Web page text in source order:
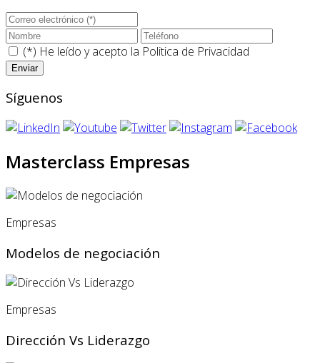
(*) He leído y acepto la Politica de Privacidad
Síguenos
Masterclass Empresas
Empresas
Modelos de negociación
Empresas
Dirección Vs Liderazgo